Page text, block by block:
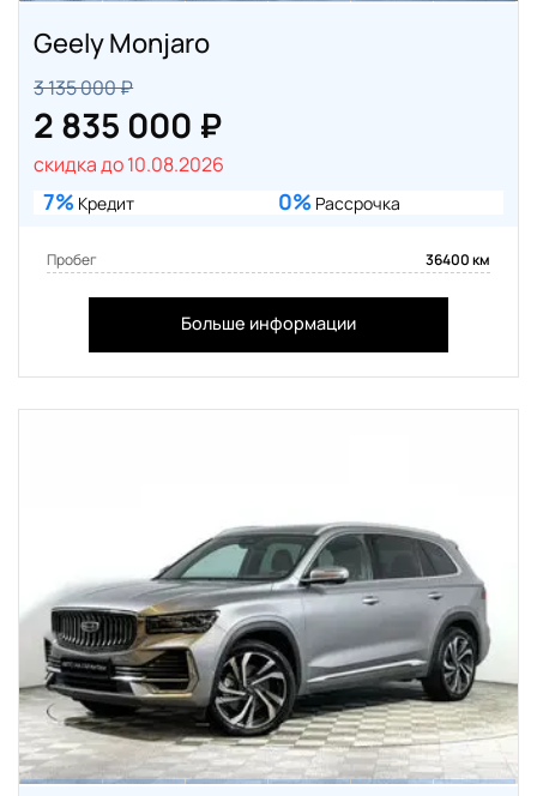
Geely Monjaro
3 135 000 ₽
2 835 000 ₽
скидка до 10.08.2026
7% Кредит 0% Рассрочка
Пробег 36400 км
Больше информации